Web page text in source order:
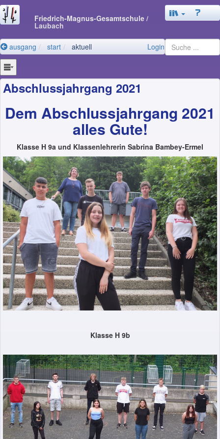
Friedrich-Magnus-Gesamtschule /
Laubach
ausgang start aktuell Login
Abschlussjahrgang 2021
Dem Abschlussjahrgang 2021
alles Gute!
Klasse H 9a und Klassenlehrerin Sabrina Bambey-Ermel
Klasse H 9b